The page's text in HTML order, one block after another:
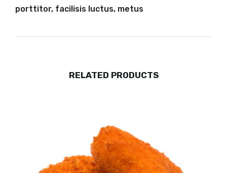
porttitor, facilisis luctus, metus
RELATED PRODUCTS